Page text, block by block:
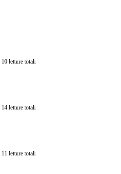
10 letture totali
14 letture totali
11 letture totali